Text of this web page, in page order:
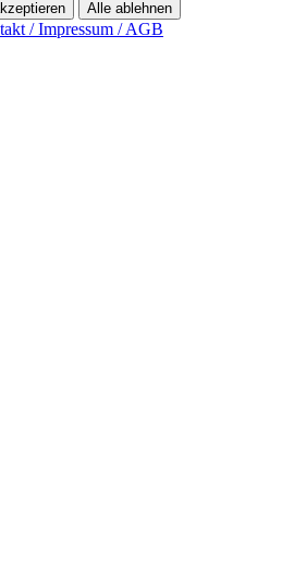
Alle ablehnen
/ Impressum / AGB